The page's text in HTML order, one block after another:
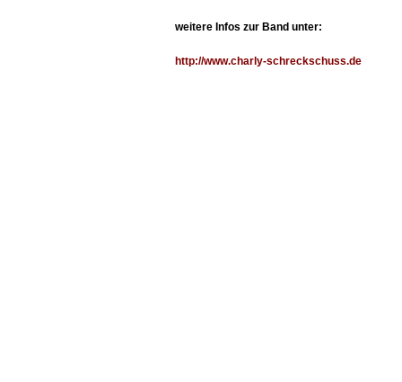
weitere Infos zur Band unter:
http://www.charly-schreckschuss.de